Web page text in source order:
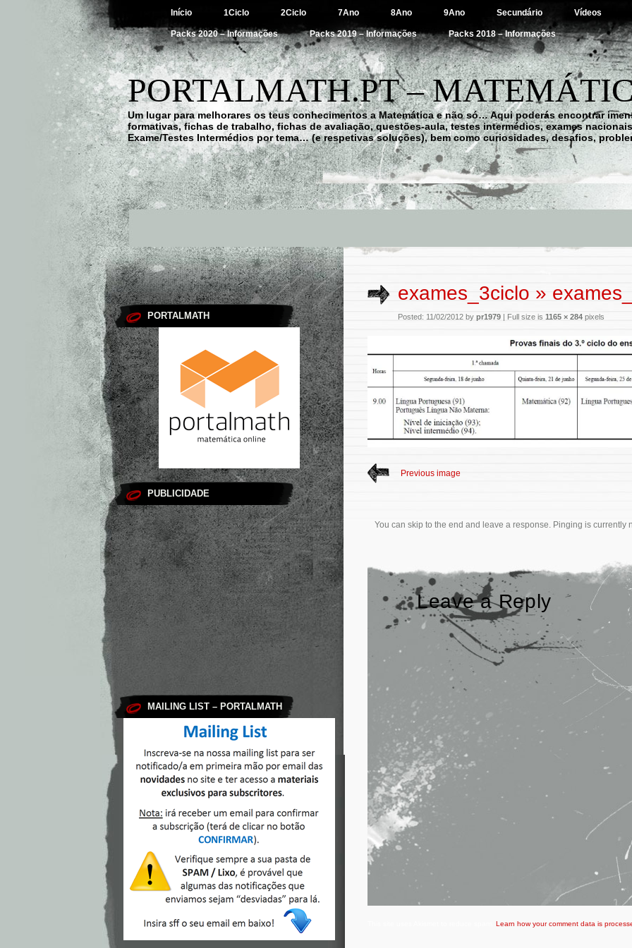
Início 1Ciclo 2Ciclo 7Ano 8Ano 9Ano Secundário Vídeos
Packs 2020 – Informações Packs 2019 – Informações Packs 2018 – Informações
PORTALMATH.PT –
Um lugar para melhorares os teus conhecimentos a Matemática e não só… Aqui poderás encontrar
formativas, fichas de trabalho, fichas de avaliação, questões-aula, testes intermédios, exames
Exame/Testes Intermédios por tema… (e respetivas soluções), bem como curiosidades, desafios,
PORTALMATH
PUBLICIDADE
MAILING LIST – PORTALMATH
exames_3ciclo »
Posted: 11/02/2012 by pr1979 | Full size is 1165 × 284 pixels
Previous image
You can skip to the end and leave a response. Pinging is currently
Leave a Reply
Learn how your comment data is